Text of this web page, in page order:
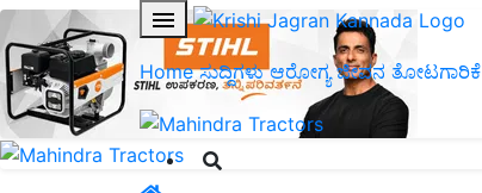
Home ಸುದ್ದಿಗಳು ಆರೋಗ್ಯ ಜೀವನ ತೋಟಗಾರಿಕೆ